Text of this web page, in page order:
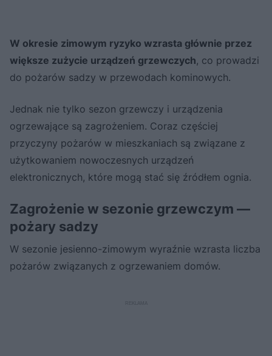
W okresie zimowym ryzyko wzrasta głównie przez
większe zużycie urządzeń grzewczych, co prowadzi
do pożarów sadzy w przewodach kominowych.
Jednak nie tylko sezon grzewczy i urządzenia
ogrzewające są zagrożeniem. Coraz częściej
przyczyny pożarów w mieszkaniach są związane z
użytkowaniem nowoczesnych urządzeń
elektronicznych, które mogą stać się źródłem ognia.
Zagrożenie w sezonie grzewczym —
pożary sadzy
W sezonie jesienno-zimowym wyraźnie wzrasta liczba
pożarów związanych z ogrzewaniem domów.